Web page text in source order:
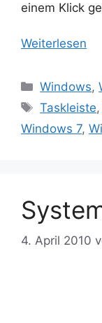
einem Klick
Weiterlesen
Kategorien
Windows,
Taskleiste
Windows 7,
4. April 2010